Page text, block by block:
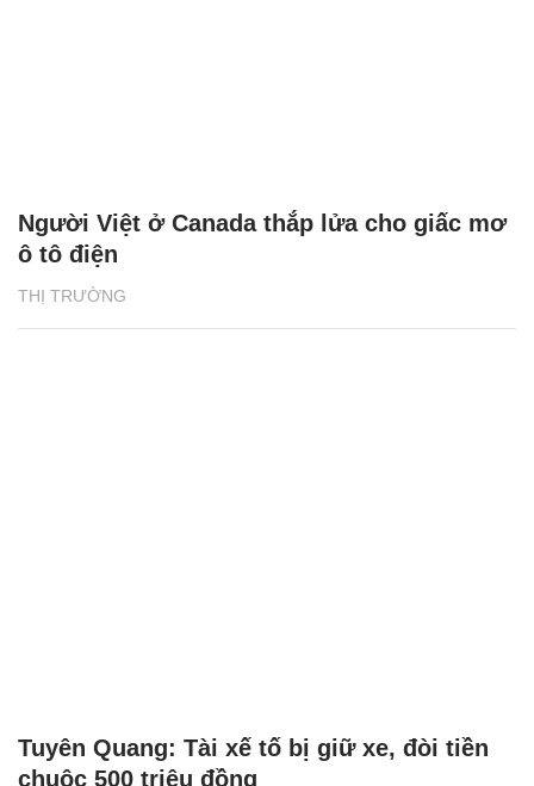
THỊ TRƯỜNG
Người Việt ở Canada thắp lửa cho giấc mơ
ô tô điện
Tuyên Quang: Tài xế tố bị giữ xe, đòi tiền
chuộc 500 triệu đồng